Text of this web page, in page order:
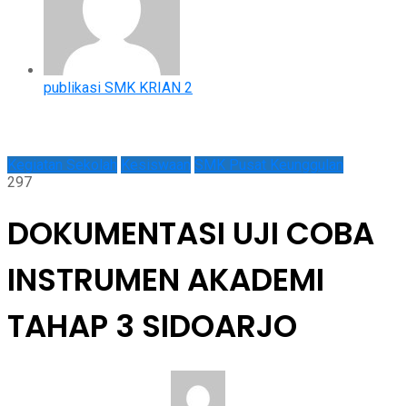
publikasi SMK KRIAN 2
Kegiatan Sekolah Kesiswaan SMK Pusat Keunggulan
297
DOKUMENTASI UJI COBA
INSTRUMEN AKADEMI
TAHAP 3 SIDOARJO